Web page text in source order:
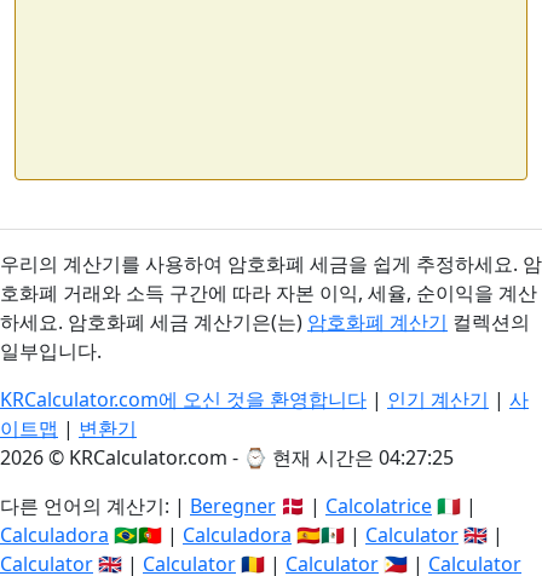
우리의 계산기를 사용하여 암호화폐 세금을 쉽게 추정하세요. 암
호화폐 거래와 소득 구간에 따라 자본 이익, 세율, 순이익을 계산
하세요. 암호화폐 세금 계산기은(는) 암호화폐 계산기 컬렉션의
일부입니다.
KRCalculator.com에 오신 것을 환영합니다 | 인기 계산기 | 사
이트맵 | 변환기
2026 © KRCalculator.com - ⌚ 현재 시간은 04:27:26
다른 언어의 계산기: | Beregner 🇩🇰 | Calcolatrice🇮🇹 |
Calculadora 🇧🇷🇵🇹 | Calculadora 🇪🇸🇲🇽 | Calculator🇬🇧 |
Calculator🇬🇧 | Calculator🇷🇴 | Calculator 🇵🇭 | Calculator